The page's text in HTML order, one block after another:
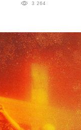
3 264